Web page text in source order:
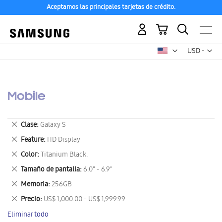
Aceptamos las principales tarjetas de crédito.
USD -
dólar
Mi carrito
Mobile
Clase Galaxy S
Eliminar
este
artículo
Feature HD Display
Eliminar
este
artículo
Color Titanium Black.
Eliminar
este
artículo
Tamaño de pantalla 6.0" - 6.9"
Eliminar
este
artículo
Memoria 256GB
Eliminar
este
artículo
Precio US$ 1,000.00 - US$ 1,999.99
Eliminar
este
artículo
Eliminar todo